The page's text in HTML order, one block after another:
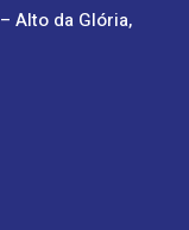
Alto da Glória,